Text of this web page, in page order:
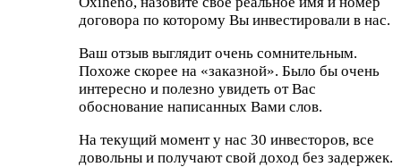
договора по которому Вы инвестировали в нас.
Ваш отзыв выглядит очень сомнительным.
Похоже скорее на «заказной». Было бы очень
интересно и полезно увидеть от Вас
обоснование написанных Вами слов.
На текущий момент у нас 30 инвесторов, все
довольны и получают свой доход без задержек.